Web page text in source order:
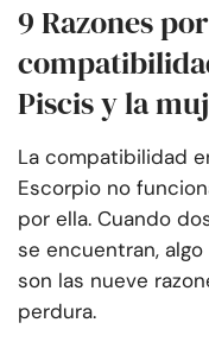
9 Razones
Piscis y la
La compatibilidad
Escorpio no
por ella. Cuando
se encuentran,
son las nueve
perdura.